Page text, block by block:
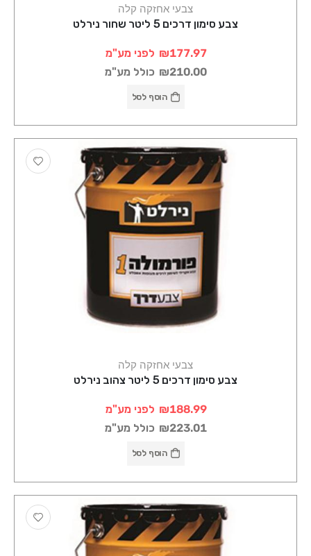
צבעי אחזקה קלה
צבע סימון דרכים 5 ליטר שחור נירלט
₪177.97 לפני מע"מ
₪210.00 כולל מע"מ
הוסף לסל
צבעי אחזקה קלה
צבע סימון דרכים 5 ליטר צהוב נירלט
₪188.99 לפני מע"מ
₪223.01 כולל מע"מ
הוסף לסל